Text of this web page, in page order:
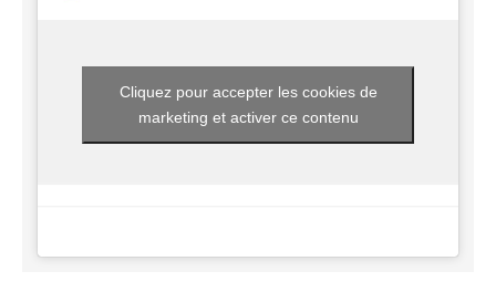
Cliquez pour accepter les cookies de
marketing et activer ce contenu